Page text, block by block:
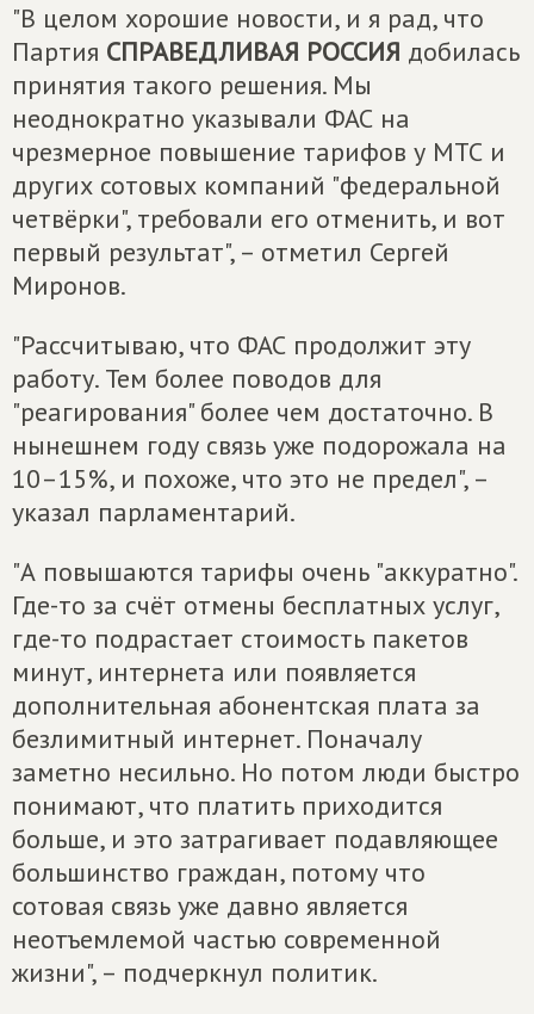
"В целом хорошие новости, и я рад, что
Партия СПРАВЕДЛИВАЯ РОССИЯ добилась
принятия такого решения. Мы
неоднократно указывали ФАС на
чрезмерное повышение тарифов у МТС и
других сотовых компаний "федеральной
четвёрки", требовали его отменить, и вот
первый результат", – отметил Сергей
Миронов.
"Рассчитываю, что ФАС продолжит эту
работу. Тем более поводов для
"реагирования" более чем достаточно. В
нынешнем году связь уже подорожала на
10–15%, и похоже, что это не предел", –
указал парламентарий.
"А повышаются тарифы очень "аккуратно".
Где-то за счёт отмены бесплатных услуг,
где-то подрастает стоимость пакетов
минут, интернета или появляется
дополнительная абонентская плата за
безлимитный интернет. Поначалу
заметно несильно. Но потом люди быстро
понимают, что платить приходится
больше, и это затрагивает подавляющее
большинство граждан, потому что
сотовая связь уже давно является
неотъемлемой частью современной
жизни", – подчеркнул политик.